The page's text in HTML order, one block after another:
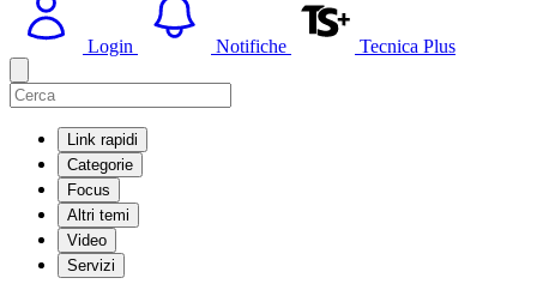
Login Notifiche Tecnica Plus
Link rapidi
Categorie
Focus
Altri temi
Video
Servizi